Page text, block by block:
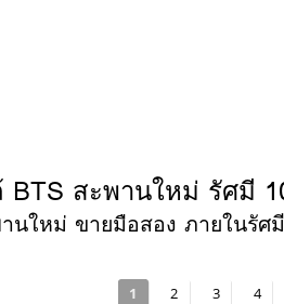
BTS สะพานใหม่ รัศมี
นใหม่ ขายมือสอง ภายในรั
1 2 3 4